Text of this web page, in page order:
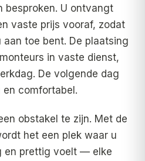
besproken. U ontvangt
vaste prijs vooraf, zodat
toe bent. De plaatsing
in vaste dienst,
De volgende dag
comfortabel.
obstakel te zijn. Met de
het een plek waar u
en prettig voelt — elke